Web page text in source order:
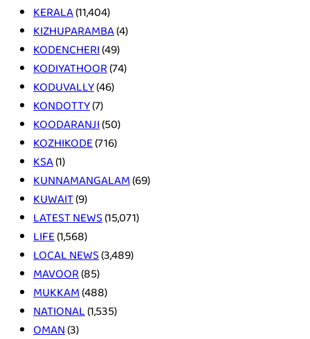
KERALA(11,404)
KIZHUPARAMBA(4)
KODENCHERI(49)
KODIYATHOOR(74)
KODUVALLY(46)
KONDOTTY(7)
KOODARANJI(50)
KOZHIKODE(716)
KSA(1)
KUNNAMANGALAM(69)
KUWAIT(9)
LATEST NEWS(15,071)
LIFE(1,568)
LOCAL NEWS(3,489)
MAVOOR(85)
MUKKAM(488)
NATIONAL(1,535)
OMAN(3)